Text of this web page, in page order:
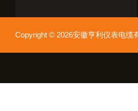
Copyright © 2026安徽亨利仪表电